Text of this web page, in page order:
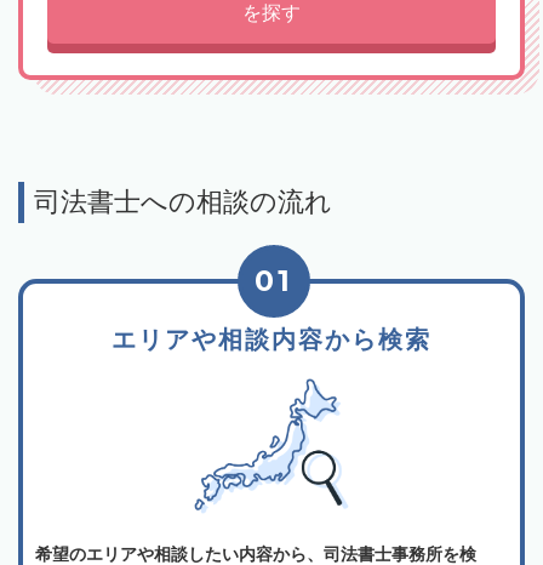
を探す
司法書士への相談の流れ
エリアや相談内容から検索
01
希望のエリアや相談したい内容から、司法書士事務所を検